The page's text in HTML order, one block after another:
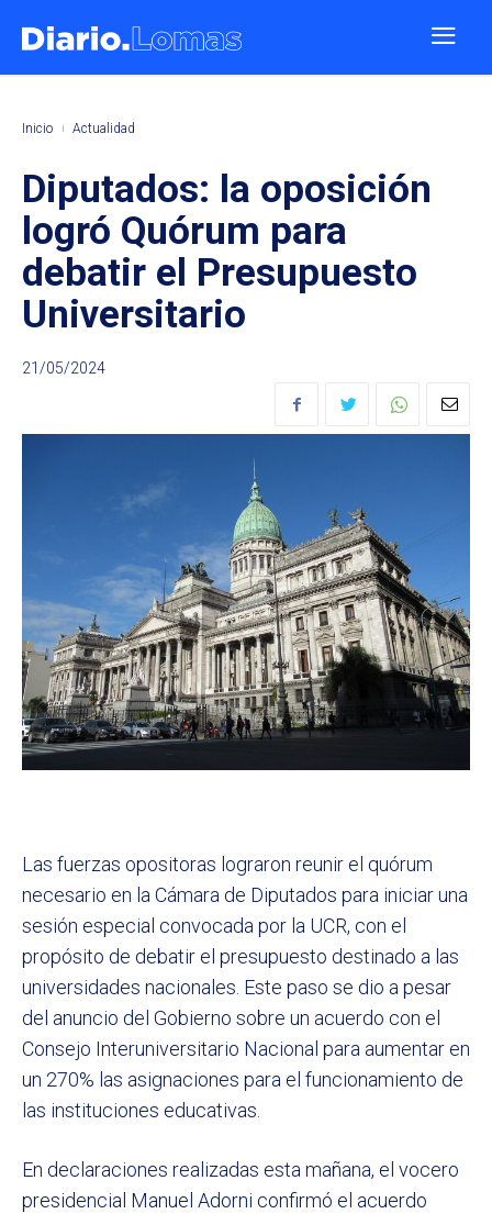
Inicio Actualidad
Diputados: la oposición
logró Quórum para
debatir el Presupuesto
Universitario
21/05/2024
Las fuerzas opositoras lograron reunir el quórum
necesario en la Cámara de Diputados para iniciar una
sesión especial convocada por la UCR, con el
propósito de debatir el presupuesto destinado a las
universidades nacionales. Este paso se dio a pesar
del anuncio del Gobierno sobre un acuerdo con el
Consejo Interuniversitario Nacional para aumentar en
un 270% las asignaciones para el funcionamiento de
las instituciones educativas.
En declaraciones realizadas esta mañana, el vocero
presidencial Manuel Adorni confirmó el acuerdo